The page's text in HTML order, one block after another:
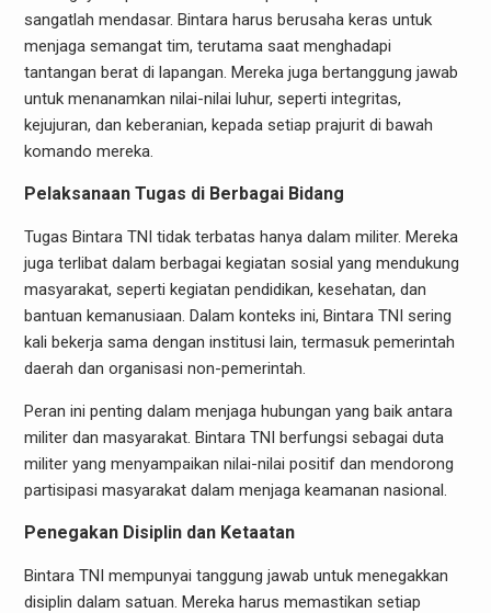
sangatlah mendasar. Bintara harus berusaha keras untuk
menjaga semangat tim, terutama saat menghadapi
tantangan berat di lapangan. Mereka juga bertanggung jawab
untuk menanamkan nilai-nilai luhur, seperti integritas,
kejujuran, dan keberanian, kepada setiap prajurit di bawah
komando mereka.
Pelaksanaan Tugas di Berbagai Bidang
Tugas Bintara TNI tidak terbatas hanya dalam militer. Mereka
juga terlibat dalam berbagai kegiatan sosial yang mendukung
masyarakat, seperti kegiatan pendidikan, kesehatan, dan
bantuan kemanusiaan. Dalam konteks ini, Bintara TNI sering
kali bekerja sama dengan institusi lain, termasuk pemerintah
daerah dan organisasi non-pemerintah.
Peran ini penting dalam menjaga hubungan yang baik antara
militer dan masyarakat. Bintara TNI berfungsi sebagai duta
militer yang menyampaikan nilai-nilai positif dan mendorong
partisipasi masyarakat dalam menjaga keamanan nasional.
Penegakan Disiplin dan Ketaatan
Bintara TNI mempunyai tanggung jawab untuk menegakkan
disiplin dalam satuan. Mereka harus memastikan setiap